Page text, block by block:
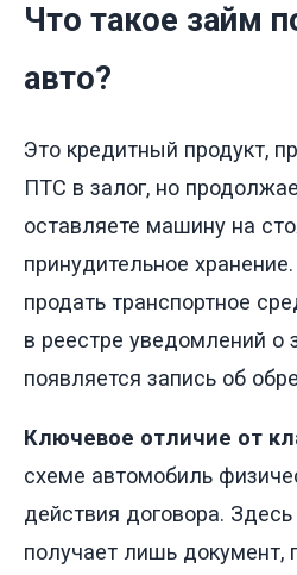
Что такое займ
авто?
Это кредитный продукт,
ПТС в залог, но
оставляете машину на
принудительное
продать транспортное
в реестре уведомлений о
появляется запись об
Ключевое отличие от
схеме автомобиль
действия договора.
получает лишь